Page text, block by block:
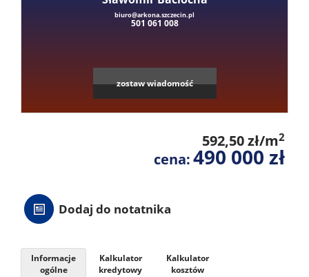
biuro@arkona.szczecin.pl
501 061 008
zostaw wiadomość
592,50 zł/m2
cena:490 000 zł
Dodaj do notatnika
Informacje
ogólne
Kalkulator
kredytowy
Kalkulator
kosztów